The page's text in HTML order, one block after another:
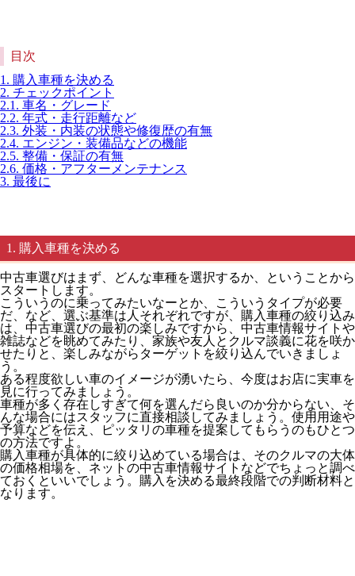
目次
1. 購入車種を決める
2. チェックポイント
2.1. 車名・グレード
2.2. 年式・走行距離など
2.3. 外装・内装の状態や修復歴の有無
2.4. エンジン・装備品などの機能
2.5. 整備・保証の有無
2.6. 価格・アフターメンテナンス
3. 最後に
1. 購入車種を決める
中古車選びはまず、どんな車種を選択するか、ということから
スタートします。
こういうのに乗ってみたいなーとか、こういうタイプが必要
だ、など、選ぶ基準は人それぞれですが、購入車種の絞り込み
は、中古車選びの最初の楽しみですから、中古車情報サイトや
雑誌などを眺めてみたり、家族や友人とクルマ談義に花を咲か
せたりと、楽しみながらターゲットを絞り込んでいきましょ
う。
ある程度欲しい車のイメージが湧いたら、今度はお店に実車を
見に行ってみましょう。
車種が多く存在しすぎて何を選んだら良いのか分からない、そ
んな場合にはスタッフに直接相談してみましょう。使用用途や
予算などを伝え、ピッタリの車種を提案してもらうのもひとつ
の方法ですよ。
購入車種が具体的に絞り込めている場合は、そのクルマの大体
の価格相場を、ネットの中古車情報サイトなどでちょっと調べ
ておくといいでしょう。購入を決める最終段階での判断材料と
なります。